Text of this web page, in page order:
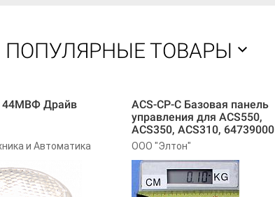
ПОПУЛЯРНЫЕ ТОВАРЫ
44МВФ Драйв
и Автоматика
ACS-CP-C Базовая панель
управления для ACS550,
ACS350, ACS310, 64739000
ООО "Элтон"